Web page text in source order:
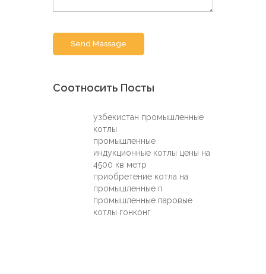
Send Massage
Соотносить Посты
узбекистан промышленные
котлы
промышленные
индукционные котлы цены на
4500 кв метр
приобретение котла на
промышленные п
промышленные паровые
котлы гонконг